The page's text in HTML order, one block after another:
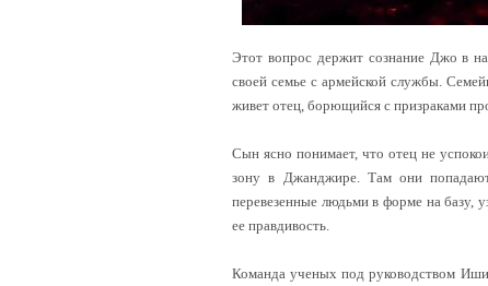
Этот вопрос держит сознание Джо в
своей семье с армейской службы.
живет отец, борющийся с призраками
Сын ясно понимает, что отец не
зону в Джанджире. Там они
перевезенные людьми в форме на базу,
ее правдивость.
Команда ученых под руководством